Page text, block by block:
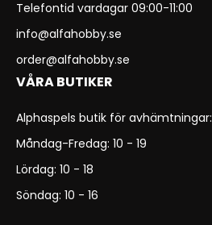
Telefontid vardagar 09:00-11:00
info@alfahobby.se
order@alfahobby.se
VÅRA BUTIKER
Alphaspels butik för avhämtningar:
Måndag-Fredag: 10 - 19
Lördag: 10 - 18
Söndag: 10 - 16